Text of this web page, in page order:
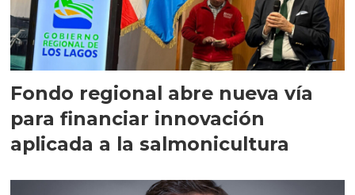
Fondo regional abre nueva vía
para financiar innovación
aplicada a la salmonicultura